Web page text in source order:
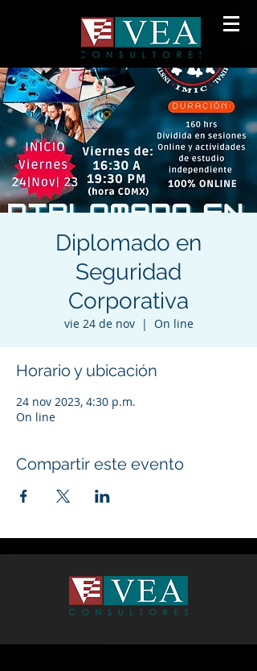
Diplomado en
Seguridad
Corporativa
vie 24 de nov
  |
On line
Horario y ubicación
24 nov 2023, 4:30 p.m.
On line
Compartir este evento